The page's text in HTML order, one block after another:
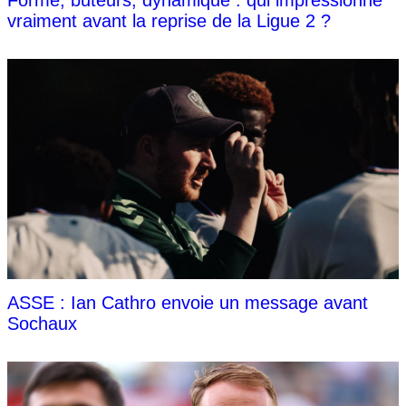
vraiment avant la reprise de la Ligue 2 ?
ASSE : Ian Cathro envoie un message avant
Sochaux